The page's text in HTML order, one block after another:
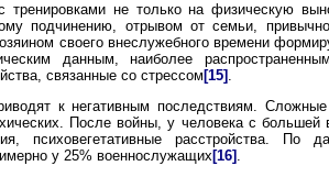
не только на физическую
подчинению, отрывом от семьи,
своего внеслужебного времени
данным, наиболее
связанные со стрессом [15] .
к негативным последствиям.
После войны, у человека с большей
психовегетативные расстройства. По
у 25% военнослужащих[16] .